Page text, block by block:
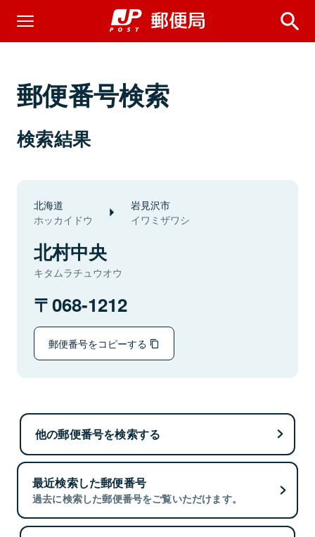
郵便番号検索
検索結果
北海道
ホッカイドウ
岩見沢市
イワミザワシ
北村中央
キタムラチュウオウ
068-1212
郵便番号をコピーする
他の郵便番号を検索する
最近検索した郵便番号
過去に検索した郵便番号をご覧いただけます。